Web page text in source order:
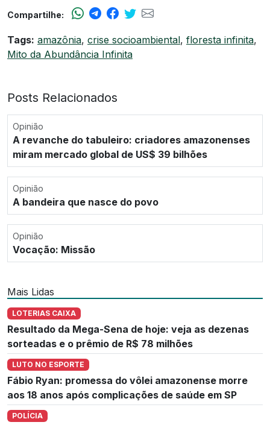
Compartilhe:
Tags: amazônia, crise socioambiental, floresta infinita,
Mito da Abundância Infinita
Posts Relacionados
Opinião
A revanche do tabuleiro: criadores amazonenses
miram mercado global de US$ 39 bilhões
Opinião
A bandeira que nasce do povo
Opinião
Vocação: Missão
Mais Lidas
LOTERIAS CAIXA
Resultado da Mega-Sena de hoje: veja as dezenas
sorteadas e o prêmio de R$ 78 milhões
LUTO NO ESPORTE
Fábio Ryan: promessa do vôlei amazonense morre
aos 18 anos após complicações de saúde em SP
POLÍCIA